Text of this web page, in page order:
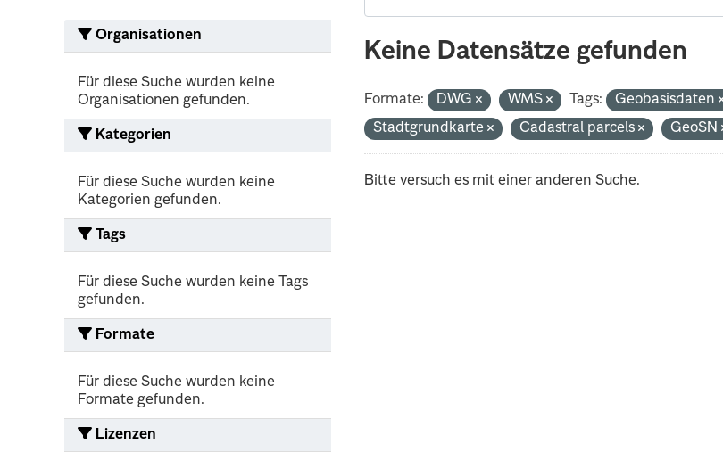
Organisationen
Für diese Suche wurden keine
Organisationen gefunden.
Kategorien
Für diese Suche wurden keine
Kategorien gefunden.
Tags
Für diese Suche wurden keine Tags
gefunden.
Formate
Für diese Suche wurden keine
Formate gefunden.
Lizenzen
Keine Datensätze gefunden
Formate: DWG WMS Tags:
Geobasisdaten
Stadtgrundkarte
Cadastral parcels GeoSN
Bitte versuch es mit einer anderen Suche.